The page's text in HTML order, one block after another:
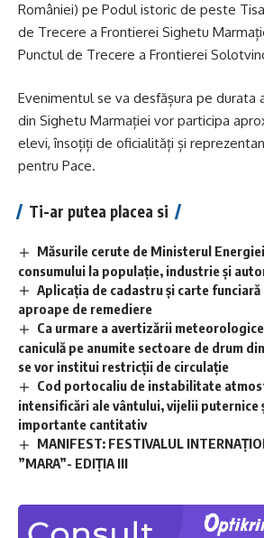
României) pe Podul istoric de peste
de Trecere a Frontierei Sighetu
Punctul de Trecere a Frontierei
Evenimentul se va desfășura pe durata
din Sighetu Marmației vor participa
elevi, însoțiți de oficialități și
pentru Pace.
Ti-ar putea placea si
Măsurile cerute de Ministerul
consumului la populație, industrie și
Aplicaţia de cadastru şi carte funciară
aproape de remediere
Ca urmare a avertizării
caniculă pe anumite sectoare de drum
se vor institui restricții de circulație
Cod portocaliu de instabilitate
intensificări ale vântului, vijelii puternice
importante cantitativ
MANIFEST: FESTIVALUL
”MARA”- EDIȚIA III